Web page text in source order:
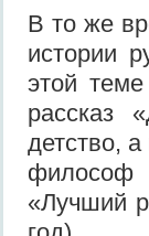
В то же
истории
этой
рассказ
детство,
«Лучший